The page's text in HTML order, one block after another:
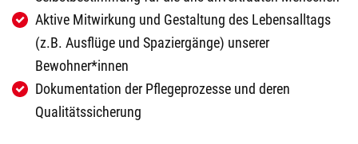
Aktive Mitwirkung und Gestaltung des Lebensalltags
(z.B. Ausflüge und Spaziergänge) unserer
Bewohner*innen
Dokumentation der Pflegeprozesse und deren
Qualitätssicherung